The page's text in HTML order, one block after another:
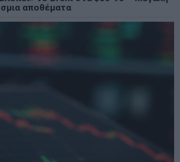
αποθέματα